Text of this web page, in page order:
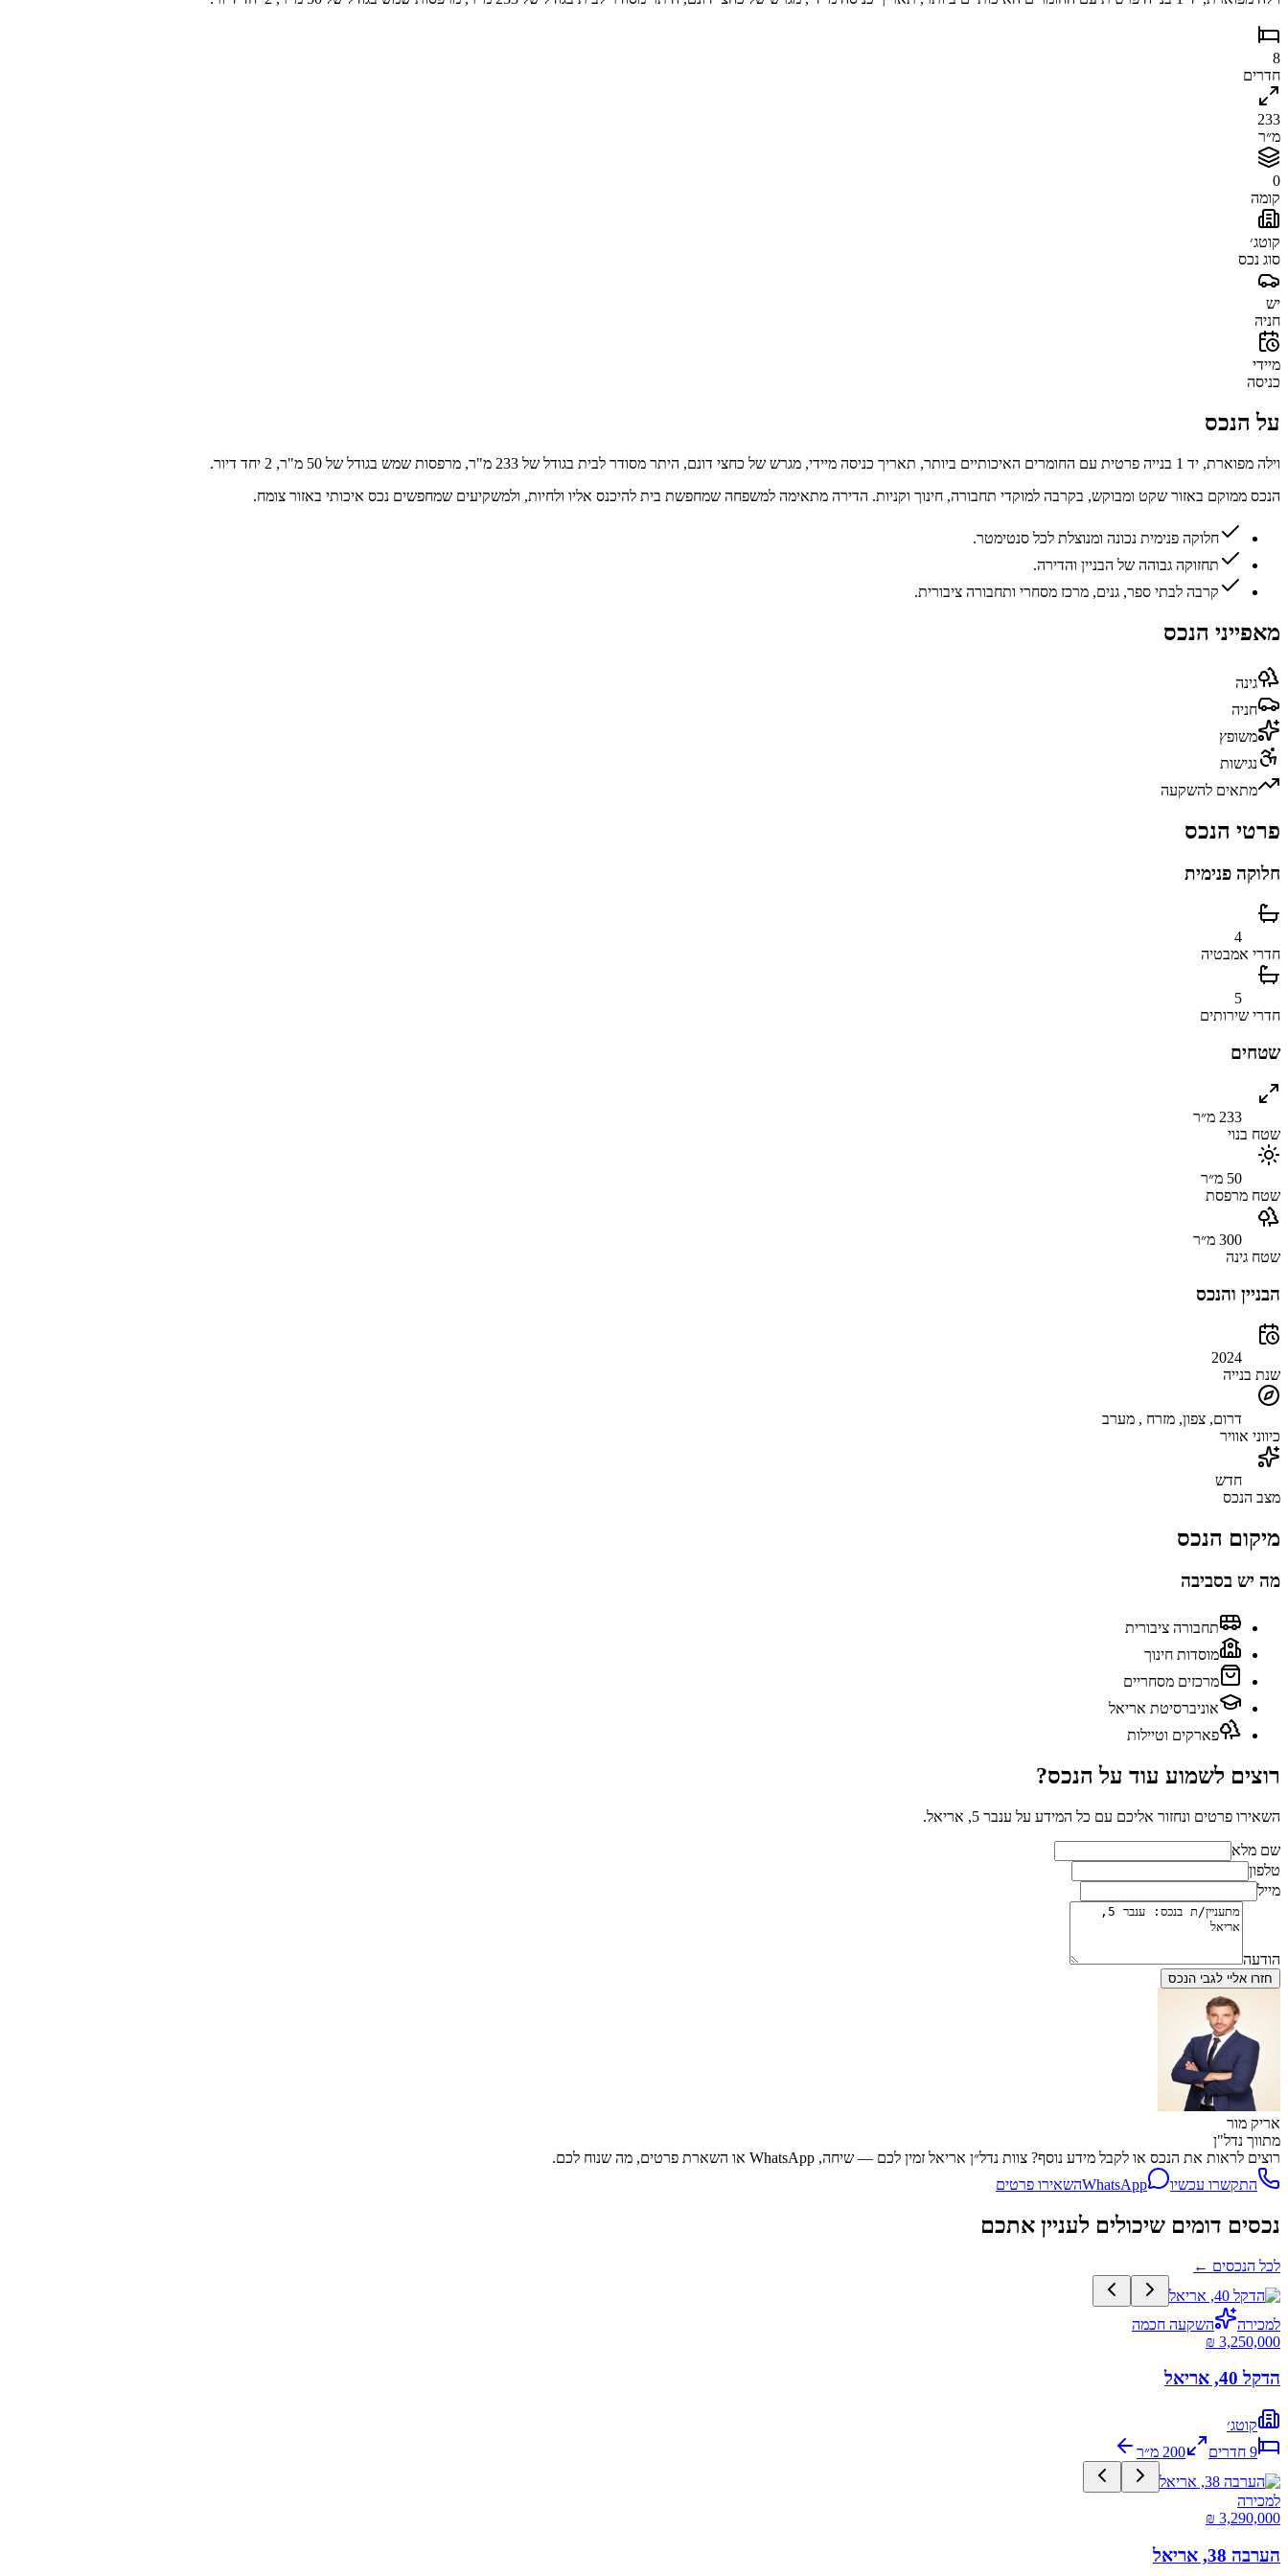
8
חדרים
233
מ״ר
0
קומה
קוטג׳
סוג נכס
יש
חניה
מיידי
כניסה
על הנכס
וילה מפוארת, יד 1 בנייה פרטית עם החומרים האיכותיים ביותר, תאריך כניסה מיידי, מגרש של כחצי דונם, היתר מסודר לבית בגודל של 233 מ"ר, מרפסות שמש בגודל של 50 מ"ר, 2 יחד דיור.
הנכס ממוקם באזור שקט ומבוקש, בקרבה למוקדי תחבורה, חינוך וקניות. הדירה מתאימה למשפחה שמחפשת בית להיכנס אליו ולחיות, ולמשקיעים שמחפשים נכס איכותי באזור צומח.
חלוקה פנימית נכונה ומנוצלת לכל סנטימטר.
תחזוקה גבוהה של הבניין והדירה.
קרבה לבתי ספר, גנים, מרכז מסחרי ותחבורה ציבורית.
מאפייני הנכס
גינה
חניה
משופץ
נגישות
מתאים להשקעה
פרטי הנכס
חלוקה פנימית
4
חדרי אמבטיה
5
חדרי שירותים
שטחים
233 מ״ר
שטח בנוי
50 מ״ר
שטח מרפסת
300 מ״ר
שטח גינה
הבניין והנכס
2024
שנת בנייה
דרום, צפון, מזרח , מערב
כיווני אוויר
חדש
מצב הנכס
מיקום הנכס
מה יש בסביבה
תחבורה ציבורית
מוסדות חינוך
מרכזים מסחריים
אוניברסיטת אריאל
פארקים וטיילות
רוצים לשמוע עוד על הנכס?
השאירו פרטים ונחזור אליכם עם כל המידע על ענבר 5, אריאל .
שם מלא
טלפון
מייל
הודעה
חזרו אליי לגבי הנכס
אריק מור
מתווך נדל"ן
רוצים לראות את הנכס או לקבל מידע נוסף? צוות נדל״ן אריאל זמין לכם — שיחה, WhatsApp או השארת פרטים, מה שנוח לכם.
התקשרו עכשיו
WhatsAppהשאירו פרטים
נכסים דומים שיכולים לעניין אתכם
לכל הנכסים ←
למכירה
השקעה חכמה
הדקל 40, אריאל
קוטג׳
9 חדרים 200 מ״ר
למכירה
הערבה 38, אריאל